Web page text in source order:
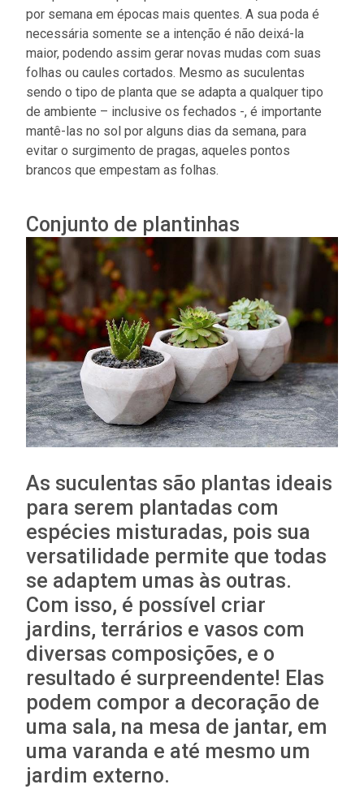
por semana em épocas mais quentes. A sua poda é
necessária somente se a intenção é não deixá-la
maior, podendo assim gerar novas mudas com suas
folhas ou caules cortados. Mesmo as suculentas
sendo o tipo de planta que se adapta a qualquer tipo
de ambiente – inclusive os fechados -, é importante
mantê-las no sol por alguns dias da semana, para
evitar o surgimento de pragas, aqueles pontos
brancos que empestam as folhas.
Conjunto de plantinhas
As suculentas são plantas ideais
para serem plantadas com
espécies misturadas, pois sua
versatilidade permite que todas
se adaptem umas às outras.
Com isso, é possível criar
jardins, terrários e vasos com
diversas composições, e o
resultado é surpreendente! Elas
podem compor a decoração de
uma sala, na mesa de jantar, em
uma varanda e até mesmo um
jardim externo.